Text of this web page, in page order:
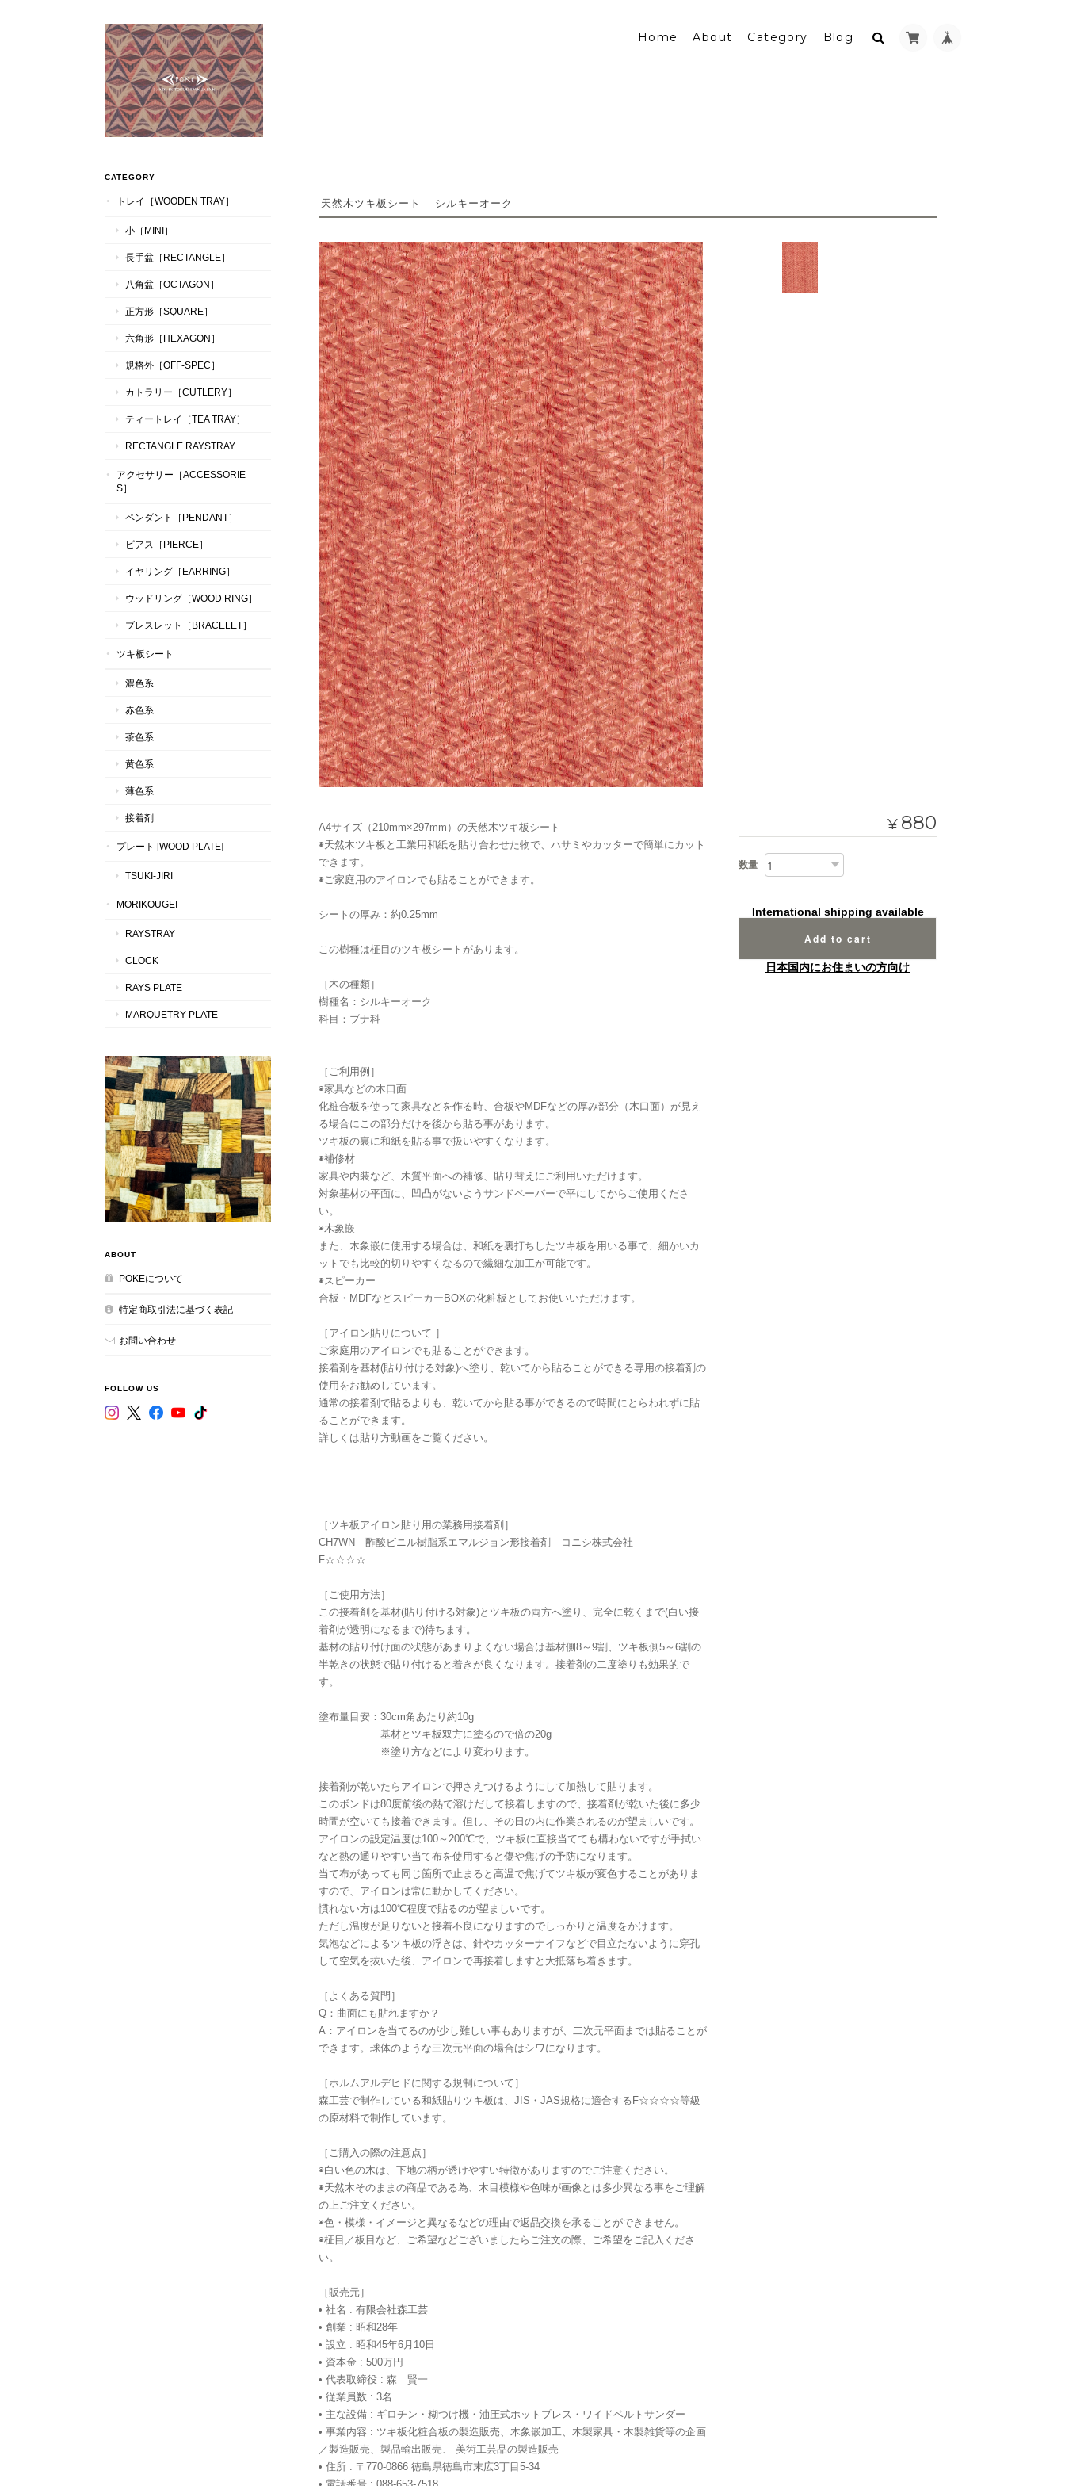
Home About Category Blog
天然木ツキ板シート シルキーオーク
A4サイズ（210mm×297mm）の天然木ツキ板シート
◉天然木ツキ板と工業用和紙を貼り合わせた物で、ハサミやカッターで簡単にカット
できます。
◉ご家庭用のアイロンでも貼ることができます。
シートの厚み：約0.25mm
この樹種は柾目のツキ板シートがあります。
［木の種類］
樹種名：シルキーオーク
科目：ブナ科
［ご利用例］
◉家具などの木口面
化粧合板を使って家具などを作る時、合板やMDFなどの厚み部分（木口面）が見え
る場合にこの部分だけを後から貼る事があります。
ツキ板の裏に和紙を貼る事で扱いやすくなります。
◉補修材
家具や内装など、木質平面への補修、貼り替えにご利用いただけます。
対象基材の平面に、凹凸がないようサンドペーパーで平にしてからご使用くださ
い。
◉木象嵌
また、木象嵌に使用する場合は、和紙を裏打ちしたツキ板を用いる事で、細かいカ
ットでも比較的切りやすくなるので繊細な加工が可能です。
◉スピーカー
合板・MDFなどスピーカーBOXの化粧板としてお使いいただけます。
［アイロン貼りについて ］
ご家庭用のアイロンでも貼ることができます。
接着剤を基材(貼り付ける対象)へ塗り、乾いてから貼ることができる専用の接着剤の
使用をお勧めしています。
通常の接着剤で貼るよりも、乾いてから貼る事ができるので時間にとらわれずに貼
ることができます。
詳しくは貼り方動画をご覧ください。
［ツキ板アイロン貼り用の業務用接着剤］
CH7WN 酢酸ビニル樹脂系エマルジョン形接着剤 コニシ株式会社
F☆☆☆☆
［ご使用方法］
この接着剤を基材(貼り付ける対象)とツキ板の両方へ塗り、完全に乾くまで(白い接
着剤が透明になるまで)待ちます。
基材の貼り付け面の状態があまりよくない場合は基材側8～9割、ツキ板側5～6割の
半乾きの状態で貼り付けると着きが良くなります。接着剤の二度塗りも効果的で
す。
塗布量目安：30cm角あたり約10g
基材とツキ板双方に塗るので倍の20g
※塗り方などにより変わります。
接着剤が乾いたらアイロンで押さえつけるようにして加熱して貼ります。
このボンドは80度前後の熱で溶けだして接着しますので、接着剤が乾いた後に多少
時間が空いても接着できます。但し、その日の内に作業されるのが望ましいです。
アイロンの設定温度は100～200℃で、ツキ板に直接当てても構わないですが手拭い
など熱の通りやすい当て布を使用すると傷や焦げの予防になります。
当て布があっても同じ箇所で止まると高温で焦げてツキ板が変色することがありま
すので、アイロンは常に動かしてください。
慣れない方は100℃程度で貼るのが望ましいです。
ただし温度が足りないと接着不良になりますのでしっかりと温度をかけます。
気泡などによるツキ板の浮きは、針やカッターナイフなどで目立たないように穿孔
して空気を抜いた後、アイロンで再接着しますと大抵落ち着きます。
［よくある質問］
Q：曲面にも貼れますか？
A：アイロンを当てるのが少し難しい事もありますが、二次元平面までは貼ることが
できます。球体のような三次元平面の場合はシワになります。
［ホルムアルデヒドに関する規制について］
森工芸で制作している和紙貼りツキ板は、JIS・JAS規格に適合するF☆☆☆☆等級
の原材料で制作しています。
［ご購入の際の注意点］
◉白い色の木は、下地の柄が透けやすい特徴がありますのでご注意ください。
◉天然木そのままの商品である為、木目模様や色味が画像とは多少異なる事をご理解
の上ご注文ください。
◉色・模様・イメージと異なるなどの理由で返品交換を承ることができません。
◉柾目／板目など、ご希望などございましたらご注文の際、ご希望をご記入くださ
い。
［販売元］
• 社名 : 有限会社森工芸
• 創業 : 昭和28年
• 設立 : 昭和45年6月10日
• 資本金 : 500万円
• 代表取締役 : 森 賢一
• 従業員数 : 3名
• 主な設備 : ギロチン・糊つけ機・油圧式ホットプレス・ワイドベルトサンダー
• 事業内容 : ツキ板化粧合板の製造販売、木象嵌加工、木製家具・木製雑貨等の企画
／製造販売、製品輸出販売、 美術工芸品の製造販売
• 住所 : 〒770-0866 徳島県徳島市末広3丁目5-34
¥ 880
数量
International shipping available
Add to cart
日本国内にお住まいの方向け
CATEGORY
トレイ［WOODEN TRAY］
小［MINI］
長手盆［RECTANGLE］
八角盆［OCTAGON］
正方形［SQUARE］
六角形［HEXAGON］
規格外［OFF-SPEC］
カトラリー［CUTLERY］
ティートレイ［TEA TRAY］
RECTANGLE RAYSTRAY
アクセサリー［ACCESSORIE
S］
ペンダント［PENDANT］
ピアス［PIERCE］
イヤリング［EARRING］
ウッドリング［WOOD RING］
ブレスレット［BRACELET］
ツキ板シート
濃色系
赤色系
茶色系
黄色系
薄色系
接着剤
プレート [WOOD PLATE]
TSUKI-JIRI
MORIKOUGEI
RAYSTRAY
CLOCK
RAYS PLATE
MARQUETRY PLATE
ABOUT
POKEについて
特定商取引法に基づく表記
お問い合わせ
FOLLOW US